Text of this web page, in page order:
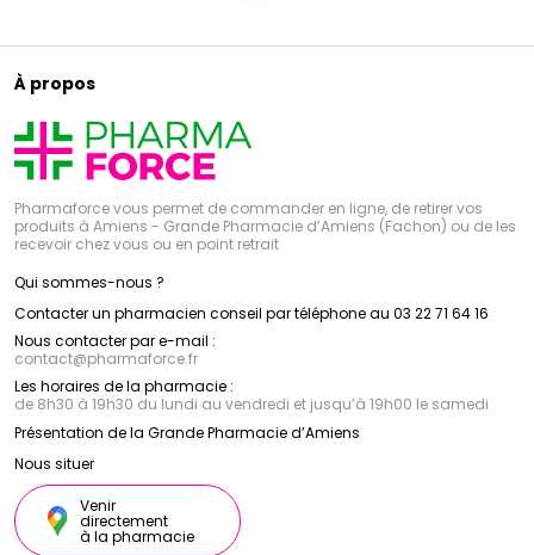
À propos
Pharmaforce vous permet de commander en ligne, de retirer vos
produits à Amiens - Grande Pharmacie d’Amiens (Fachon) ou de les
recevoir chez vous ou en point retrait
Qui sommes-nous ?
Contacter un pharmacien conseil par téléphone au 03 22 71 64 16
Nous contacter par e-mail :
contact@pharmaforce.fr
Les horaires de la pharmacie :
de 8h30 à 19h30 du lundi au vendredi et jusqu’à 19h00 le samedi
Présentation de la Grande Pharmacie d’Amiens
Nous situer
Venir
directement
à la pharmacie